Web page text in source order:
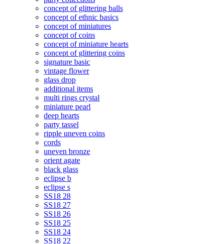
concept of glittering balls
concept of ethnic basics
concept of miniatures
concept of coins
concept of miniature hearts
concept of glittering coins
signature basic
vintage flower
glass drop
additional items
multi rings crystal
miniature pearl
deep hearts
party tassel
ripple uneven coins
cords
uneven bronze
orient agate
black glass
eclipse b
eclipse s
SS18 28
SS18 27
SS18 26
SS18 25
SS18 24
SS18 22